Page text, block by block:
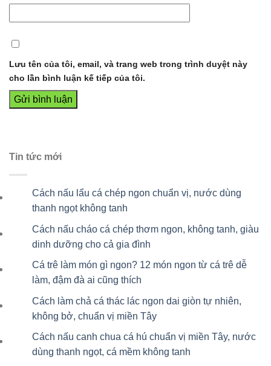
Lưu tên của tôi, email, và trang web trong trình duyệt này
cho lần bình luận kế tiếp của tôi.
Tin tức mới
Cách nấu lẩu cá chép ngon chuẩn vị, nước dùng
thanh ngọt không tanh
Cách nấu cháo cá chép thơm ngon, không tanh, giàu
dinh dưỡng cho cả gia đình
Cá trê làm món gì ngon? 12 món ngon từ cá trê dễ
làm, đậm đà ai cũng thích
Cách làm chả cá thác lác ngon dai giòn tự nhiên,
không bở, chuẩn vị miền Tây
Cách nấu canh chua cá hú chuẩn vị miền Tây, nước
dùng thanh ngọt, cá mềm không tanh